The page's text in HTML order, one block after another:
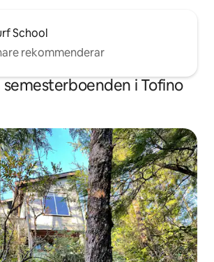
School
rekommenderar
i Tofino